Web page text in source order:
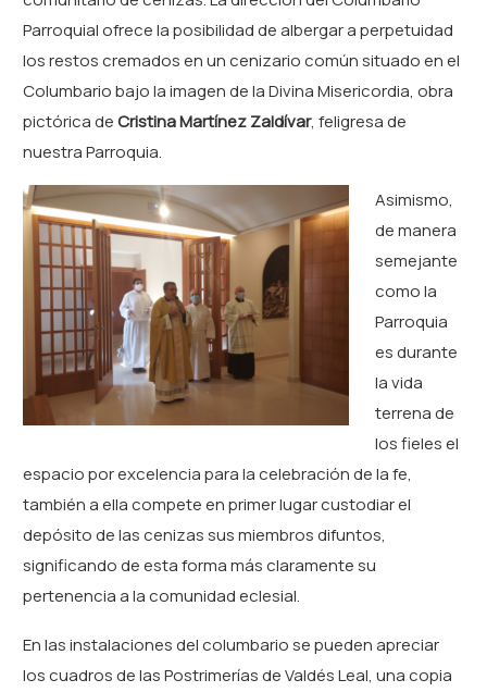
Parroquial ofrece la posibilidad de albergar a perpetuidad
los restos cremados en un cenizario común situado en el
Columbario bajo la imagen de la Divina Misericordia, obra
pictórica deCristina Martínez Zaldívar, feligresa de
nuestra Parroquia.
Asimismo,
de manera
semejante
como la
Parroquia
es durante
la vida
terrena de
los fieles el
espacio por excelencia para la celebración de la fe,
también a ella compete en primer lugar custodiar el
depósito de las cenizas sus miembros difuntos,
significando de esta forma más claramente su
pertenencia a la comunidad eclesial.
En las instalaciones del columbario se pueden apreciar
los cuadros de las Postrimerías de Valdés Leal, una copia